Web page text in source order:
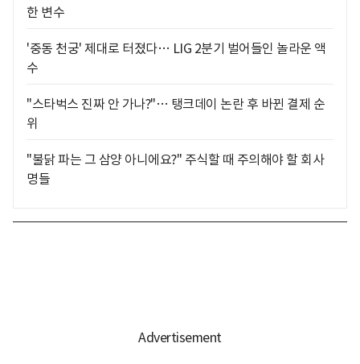
한 변수
'중동 천궁' 제대로 터졌다… LIG 2분기 벌어들인 놀라운 액
수
"스타벅스 진짜 안 가나?"… 탱크데이 논란 후 바뀐 결제 순
위
"불닭 파는 그 삼양 아니에요?" 주식할 때 주의해야 할 회사
명들